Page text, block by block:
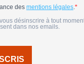
des mentions légales
désinscrire à tout
dans nos emails.